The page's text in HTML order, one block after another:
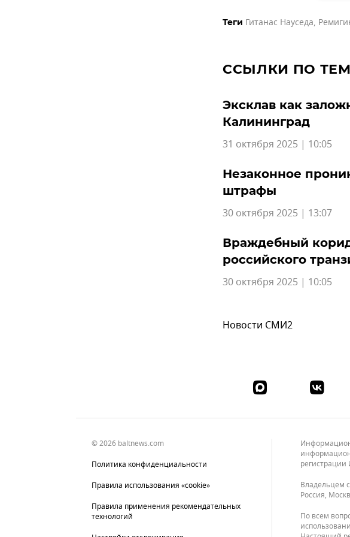
Теги Гитанас Науседа,
ССЫЛКИ ПО
Эксклав как
Калининград
31 октября 2025 | 10:05
Незаконное
штрафы
30 октября 2025 | 13:07
Враждебный
российского
30 октября 2025 | 10:05
Новости СМИ2
© 2026 baltnews.com
Политика конфиденциальности
Правила использования «cookie»
Правила применения рекомендательных
технологий
Владельцем
Россия,
По всем